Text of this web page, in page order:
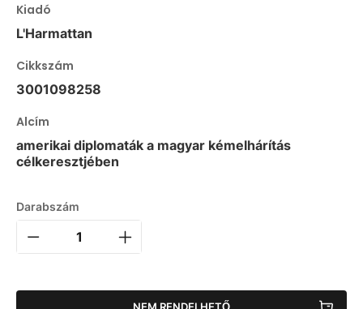
Kiadó
L'Harmattan
Cikkszám
3001098258
Alcím
amerikai diplomaták a magyar kémelhárítás
célkeresztjében
Darabszám